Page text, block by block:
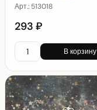
Арт.: 513018
293 ₽
В корзину